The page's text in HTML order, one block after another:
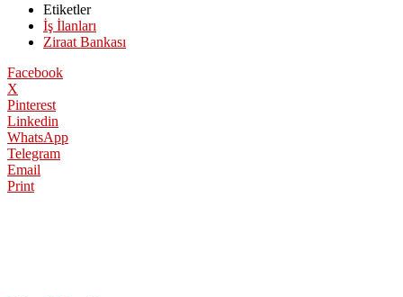
Etiketler
İş İlanları
Ziraat Bankası
Facebook
X
Pinterest
Linkedin
WhatsApp
Telegram
Email
Print